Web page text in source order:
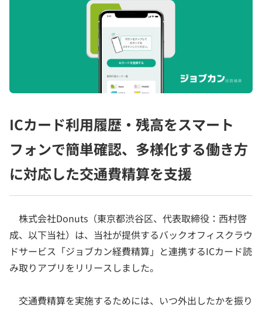
ICカード利用履歴・残高をスマート
フォンで簡単確認、多様化する働き方
に対応した交通費精算を支援
株式会社Donuts（東京都渋谷区、代表取締役：西村啓
成、以下当社）は、当社が提供するバックオフィスクラウ
ドサービス「ジョブカン経費精算」と連携するICカード読
み取りアプリをリリースしました。
交通費精算を実施するためには、いつ外出したかを振り